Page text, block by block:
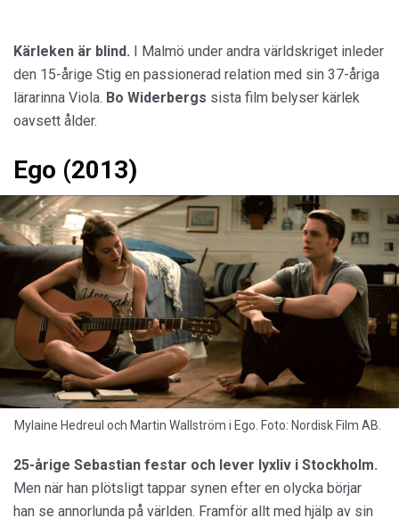
Kärleken är blind.I Malmö under andra världskriget inleder
den 15-årige Stig en passionerad relation med sin 37-åriga
lärarinna Viola.
Bo Widerbergssista film belyser kärlek
oavsett ålder.
Ego (2013)